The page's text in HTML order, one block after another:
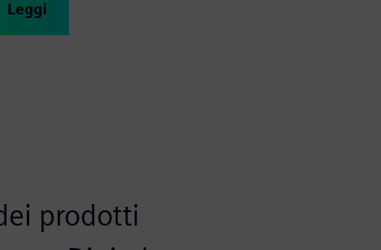
Leggi
prodotti